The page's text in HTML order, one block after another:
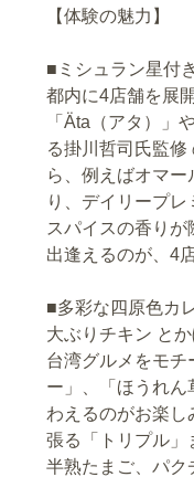
【体験の魅力】
■ミシュラン星付
都内に4店舗を展
「Äta（アタ）」
る掛川哲司氏監修
ら、例えばオマ
り、デイリープ
スパイスの香りが
出逢えるのが、4
■多彩な四原色カ
大ぶりチキン と
台湾グルメをモチ
ー」、「ほうれ
わえるのがお楽
張る「トリプル」
半熟たまご、パク